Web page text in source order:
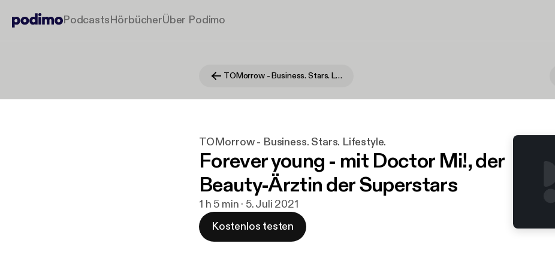
PodcastsHörbücherÜber Podimo
TOMorrow - Business. Stars. Lifestyle.
TOMorrow - Business. Stars. Lifestyle.
Forever young - mit Doctor Mi!, der
Beauty-Ärztin der Superstars
1 h 5 min · 5. Juli 2021
Kostenlos testen